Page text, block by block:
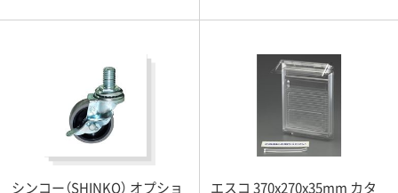
シンコー（SHINKO） オプショ
エスコ 370x270x35mm カタ